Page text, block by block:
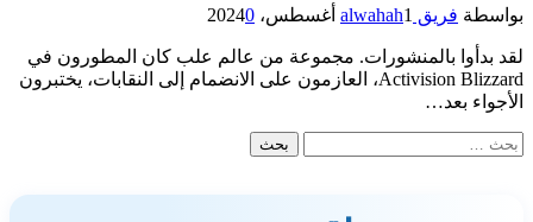
بواسطة فريق alwahah 1 أغسطس، 2024 0
لقد بدأوا بالمنشورات. مجموعة من عالم علب كان المطورون في
Activision Blizzard، العازمون على الانضمام إلى النقابات، يختبرون
الأجواء بعد…
البحث